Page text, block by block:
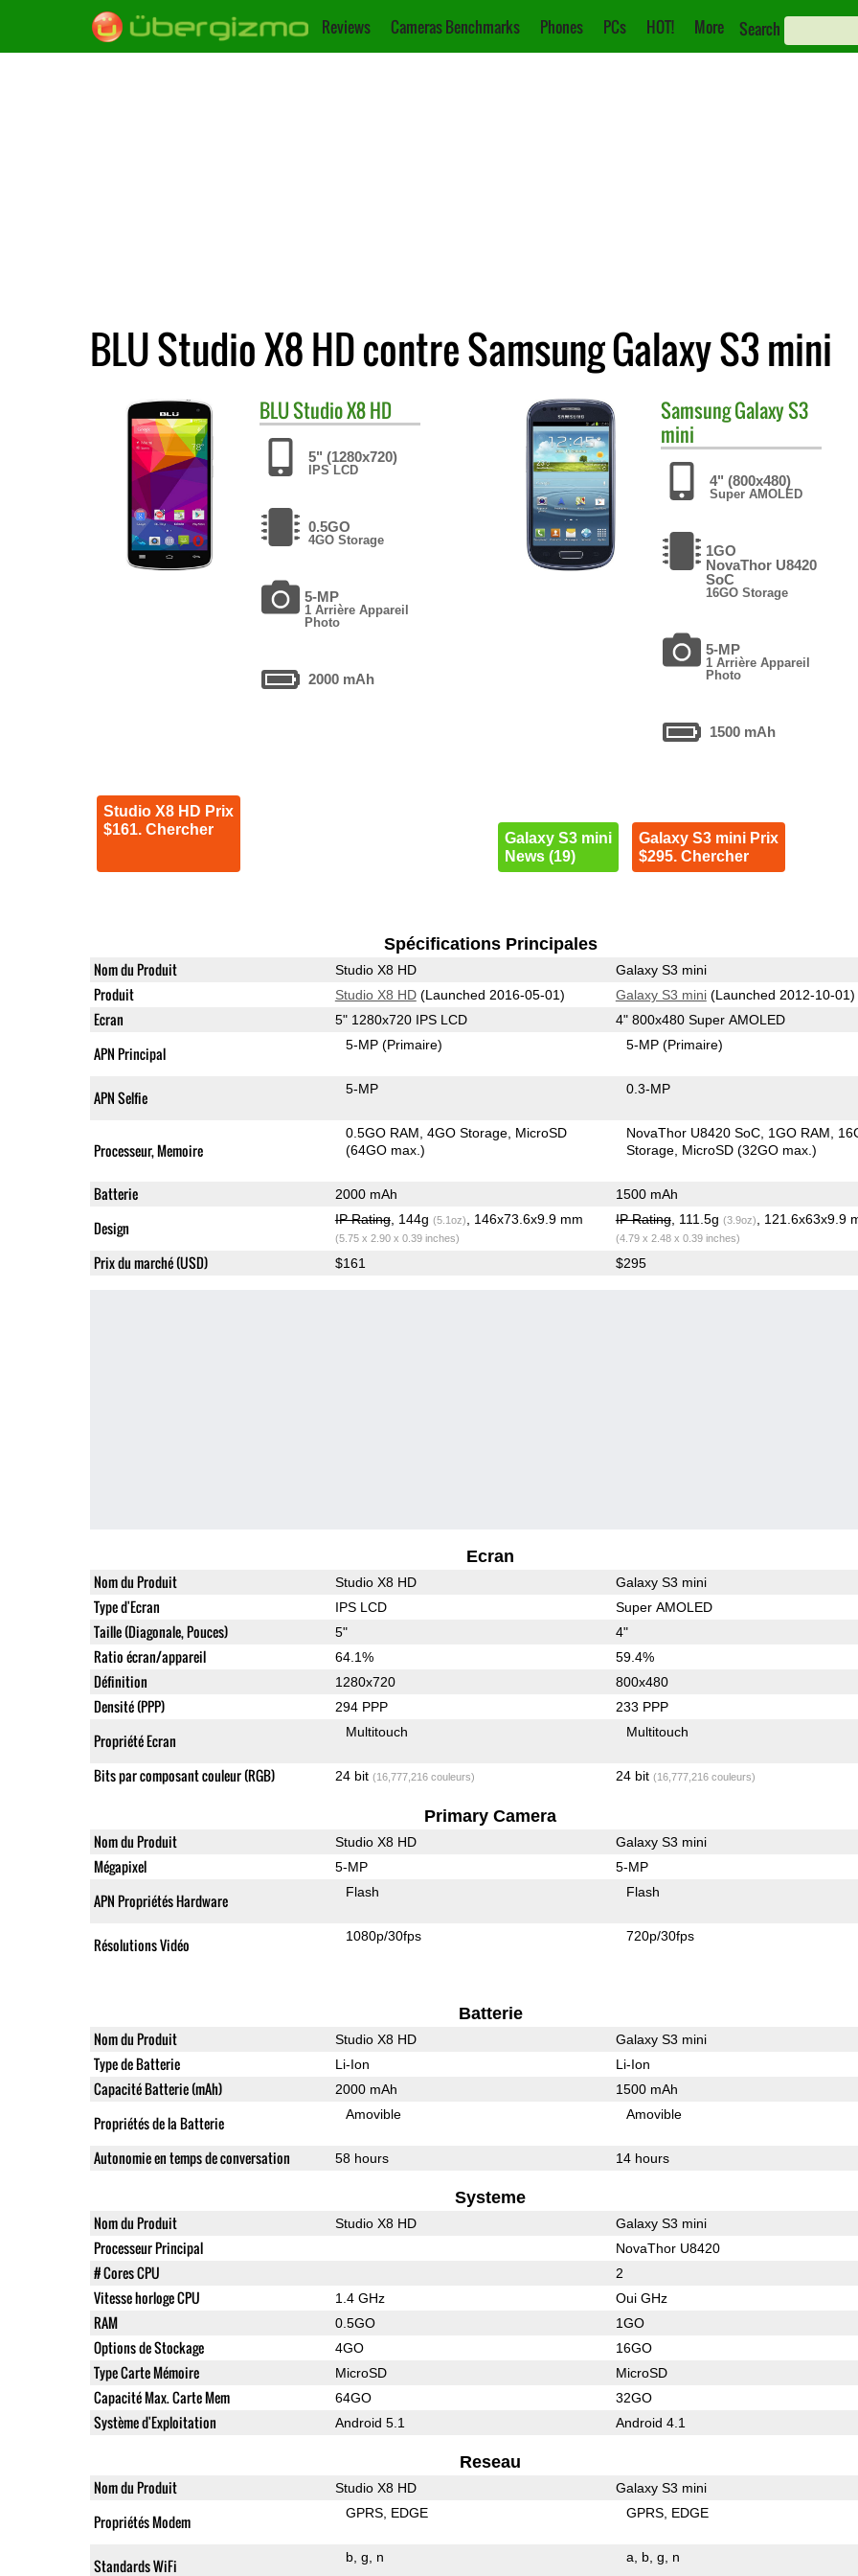
Reviews Cameras Benchmarks Phones PCs HOT! More Search
BLU Studio X8 HD contre Samsung Galaxy S3 mini
BLUStudio X8 HD
5" (1280x720)
IPS LCD
0.5GO
4GO Storage
5-MP
1 Arrière Appareil
Photo
2000 mAh
Studio X8 HD Prix
$161. Chercher
SamsungGalaxy S3
mini
4" (800x480)
Super AMOLED
1GO
NovaThor U8420
SoC
16GO Storage
5-MP
1 Arrière Appareil
Photo
1500 mAh
Galaxy S3 mini
News (19)
Galaxy S3 mini Prix
$295. Chercher
Spécifications Principales
Nom du Produit Studio X8 HD Galaxy S3 mini
Produit Studio X8 HD(Launched 2016-05-01) Galaxy S3 mini(Launched 2012-10-01)
Ecran 5" 1280x720 IPS LCD 4" 800x480 Super AMOLED
APN Principal 5-MP(Primaire) 5-MP(Primaire)
APN Selfie 5-MP 0.3-MP
Processeur, Memoire
0.5GO RAM 4GO Storage MicroSD
(64GO max.)
NovaThor U8420 SoC 1GO RAM
Storage MicroSD (32GO max.)
Batterie 2000 mAh 1500 mAh
Design IP Rating, 144g (5.1oz) , 146x73.6x9.9 mm
(5.75 x 2.90 x 0.39 inches)
IP Rating, 111.5g (3.9oz) , 121.6x63x9.9
(4.79 x 2.48 x 0.39 inches)
Prix du marché (USD) $161 $295
Ecran
Nom du Produit Studio X8 HD Galaxy S3 mini
Type d'Ecran IPS LCD Super AMOLED
Taille (Diagonale, Pouces) 5" 4"
Ratio écran/appareil 64.1% 59.4%
Définition 1280x720 800x480
Densité (PPP) 294 PPP 233 PPP
Propriété Ecran Multitouch Multitouch
Bits par composant couleur (RGB) 24 bit (16,777,216 couleurs) 24 bit (16,777,216 couleurs)
Primary Camera
Nom du Produit Studio X8 HD Galaxy S3 mini
Mégapixel 5-MP 5-MP
APN Propriétés Hardware Flash Flash
Résolutions Vidéo 1080p/30fps 720p/30fps
Batterie
Nom du Produit Studio X8 HD Galaxy S3 mini
Type de Batterie Li-Ion Li-Ion
Capacité Batterie (mAh) 2000 mAh 1500 mAh
Propriétés de la Batterie Amovible Amovible
Autonomie en temps de conversation 58 hours 14 hours
Systeme
Nom du Produit Studio X8 HD Galaxy S3 mini
Processeur Principal NovaThor U8420
# Cores CPU 2
Vitesse horloge CPU 1.4 GHz Oui GHz
RAM 0.5GO 1GO
Options de Stockage 4GO 16GO
Type Carte Mémoire MicroSD MicroSD
Capacité Max. Carte Mem 64GO 32GO
Système d'Exploitation Android 5.1 Android 4.1
Reseau
Nom du Produit Studio X8 HD Galaxy S3 mini
Propriétés Modem GPRS EDGE GPRS EDGE
Standards WiFi b g n a b g n